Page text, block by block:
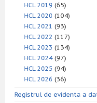
HCL 2019 (65)
HCL 2020 (104)
HCL 2021 (93)
HCL 2022 (117)
HCL 2023 (134)
HCL 2024 (97)
HCL 2025 (94)
HCL 2026 (36)
Registrul de evidenta a